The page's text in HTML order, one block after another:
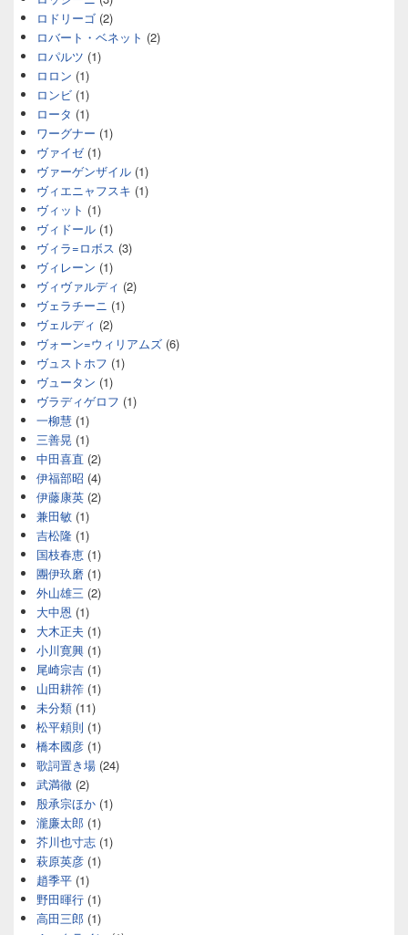
ロドリーゴ (2)
ロバート・ベネット (2)
ロパルツ (1)
ロロン (1)
ロンビ (1)
ロータ (1)
ワーグナー (1)
ヴァイゼ(1)
ヴァーゲンザイル (1)
ヴィエニャフスキ (1)
ヴィット (1)
ヴィドール (1)
ヴィラ=ロボス (3)
ヴィレーン (1)
ヴィヴァルディ (2)
ヴェラチーニ (1)
ヴェルディ (2)
ヴォーン=ウィリアムズ (6)
ヴュストホフ (1)
ヴュータン (1)
ヴラディゲロフ (1)
一柳慧 (1)
三善晃 (1)
中田喜直 (2)
伊福部昭 (4)
伊藤康英 (2)
兼田敏 (1)
吉松隆 (1)
国枝春恵 (1)
團伊玖磨 (1)
外山雄三 (2)
大中恩 (1)
大木正夫 (1)
小川寛興 (1)
尾崎宗吉 (1)
山田耕筰 (1)
未分類 (11)
松平頼則 (1)
橋本國彦 (1)
歌詞置き場 (24)
武満徹 (2)
殷承宗ほか (1)
瀧廉太郎 (1)
芥川也寸志 (1)
萩原英彦 (1)
趙季平 (1)
野田暉行 (1)
高田三郎 (1)